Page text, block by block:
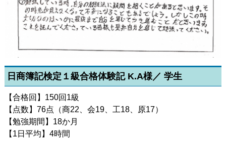
日商簿記検定１級合格体験記 K.A様／ 学生
【合格回】150回1級
【点数】76点（商22、会19、工18、原17）
【勉強期間】18か月
【1日平均】4時間